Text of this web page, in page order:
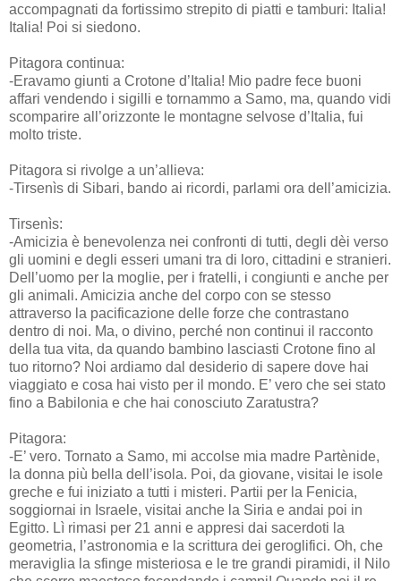
accompagnati da fortissimo strepito di piatti e tamburi: Italia!
Italia! Poi si siedono.
Pitagora continua:
-Eravamo giunti a Crotone d’Italia! Mio padre fece buoni
affari vendendo i sigilli e tornammo a Samo, ma, quando vidi
scomparire all’orizzonte le montagne selvose d’Italia, fui
molto triste.
Pitagora si rivolge a un’allieva:
-Tirsenìs di Sibari, bando ai ricordi, parlami ora dell’amicizia.
Tirsenìs:
-Amicizia è benevolenza nei confronti di tutti, degli dèi verso
gli uomini e degli esseri umani tra di loro, cittadini e stranieri.
Dell’uomo per la moglie, per i fratelli, i congiunti e anche per
gli animali. Amicizia anche del corpo con se stesso
attraverso la pacificazione delle forze che contrastano
dentro di noi. Ma, o divino, perché non continui il racconto
della tua vita, da quando bambino lasciasti Crotone fino al
tuo ritorno? Noi ardiamo dal desiderio di sapere dove hai
viaggiato e cosa hai visto per il mondo. E’ vero che sei stato
fino a Babilonia e che hai conosciuto Zaratustra?
Pitagora:
-E’ vero. Tornato a Samo, mi accolse mia madre Partènide,
la donna più bella dell’isola. Poi, da giovane, visitai le isole
greche e fui iniziato a tutti i misteri. Partii per la Fenicia,
soggiornai in Israele, visitai anche la Siria e andai poi in
Egitto. Lì rimasi per 21 anni e appresi dai sacerdoti la
geometria, l’astronomia e la scrittura dei geroglifici. Oh, che
meraviglia la sfinge misteriosa e le tre grandi piramidi, il Nilo